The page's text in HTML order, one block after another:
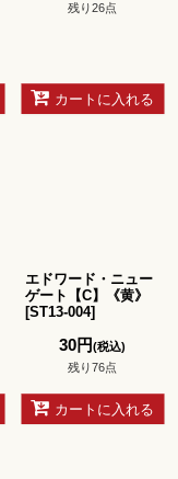
残り26点
カートに入れる
エドワード・ニュー
ゲート【C】《黄》
[ST13-004]
30円(税込)
残り76点
カートに入れる